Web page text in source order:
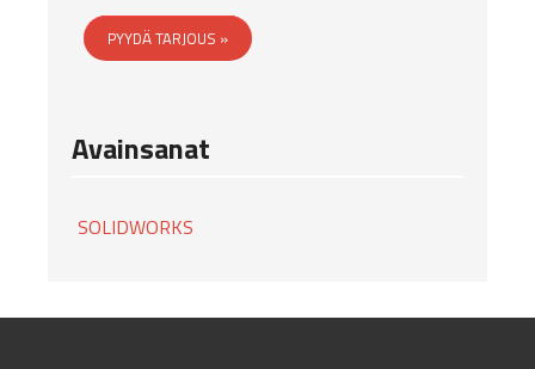
PYYDÄ TARJOUS »
Avainsanat
SOLIDWORKS